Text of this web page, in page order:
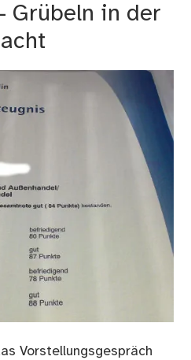
Grübeln in der
Vorstellungsgespräch